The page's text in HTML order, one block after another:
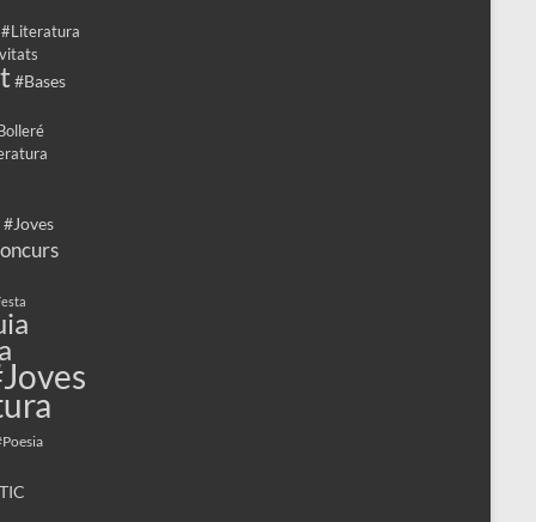
#Bases